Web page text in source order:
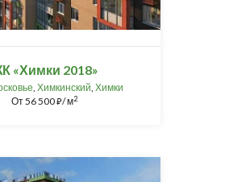
«Химки 2018»
, Химкинский, Химки
От56 500⃏/ м2